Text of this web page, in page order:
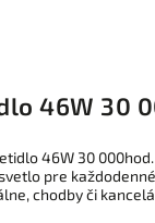
46W 30
46W 30
pre
chodby či